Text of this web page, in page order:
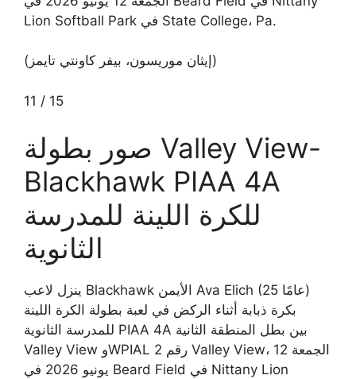
Lion Softball Park في State College، Pa.
(إيثان موريسون، بيفر كاونتي تايمز)
11 / 15
صور بطولة Valley View-
Blackhawk PIAA 4A
للكرة اللينة للمدرسة
الثانوية
ينزل لاعب Blackhawk الأيمن Ava Elich (25 عامًا)
بكرة ذبابة أثناء الركض في لعبة بطولة الكرة اللينة
للمدرسة الثانوية PIAA 4A بين بطل المنطقة الثانية
Valley View وWPIAL رقم 2 Valley View، الجمعة 12
يونيو 2026 في Beard Field في Nittany Lion